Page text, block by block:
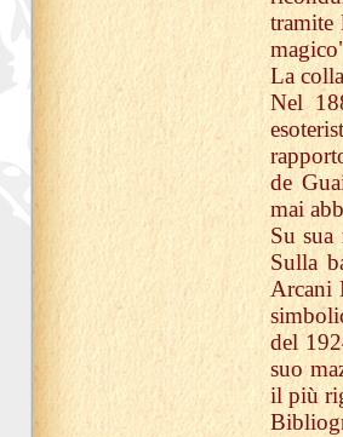
tramite
La
Nel
de
mai
Su
Sulla
Arcani
del
suo
il più